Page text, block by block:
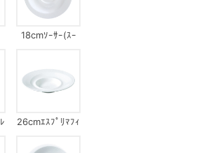
18cmｿｰｻｰ(ｽｰ
26cmｴｽﾌﾟﾘﾏﾌｨ